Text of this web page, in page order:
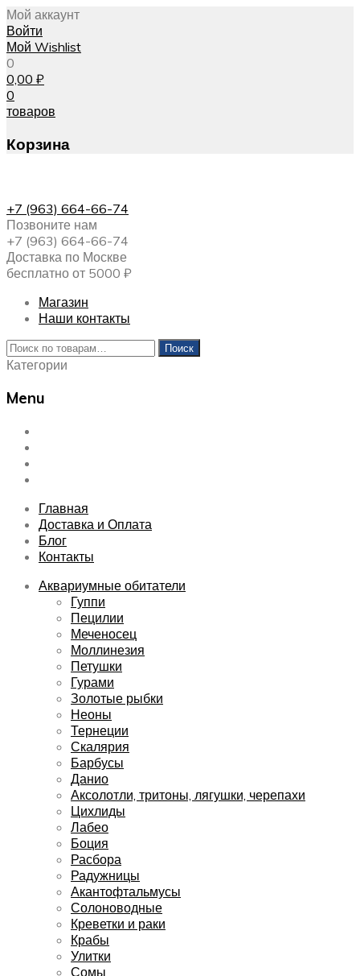
Мой аккаунт
Войти
Мой Wishlist
0
0,00 ₽
0
товаров
Корзина
+7 (963) 664-66-74
Позвоните нам
+7 (963) 664-66-74
Доставка по Москве
бесплатно от 5000 ₽
Магазин
Наши контакты
Искать:
Поиск
Категории
Menu
Skip
content
Главная
Доставка и Оплата
Блог
Контакты
Аквариумные обитатели
Гуппи
Пецилии
Меченосец
Моллинезия
Петушки
Гурами
Золотые рыбки
Неоны
Тернеции
Скалярия
Барбусы
Данио
Аксолотли, тритоны, лягушки, черепахи
Цихлиды
Лабео
Боция
Расбора
Радужницы
Акантофтальмусы
Солоноводные
Креветки и раки
Крабы
Улитки
Сомы